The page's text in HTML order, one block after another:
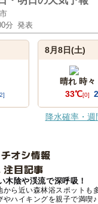
分 発表
8月8日(土)
晴れ 時々
33℃[0]
降水確率・
オシ情報
注目記事
木陰や渓流で深呼吸！
から近い森林浴スポットも
やハイキングを親子で満喫♪